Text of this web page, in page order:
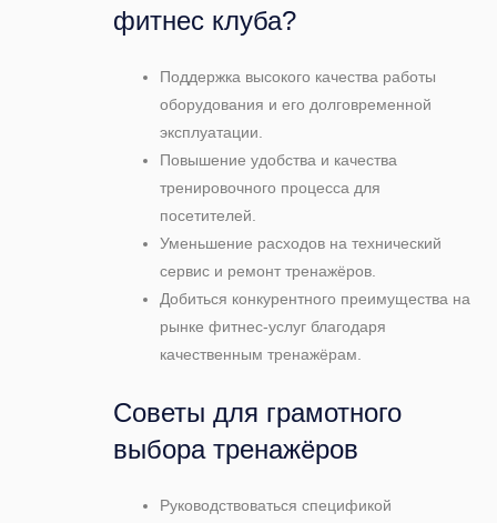
фитнес клуба?
Поддержка высокого качества работы
оборудования и его долговременной
эксплуатации.
Повышение удобства и качества
тренировочного процесса для
посетителей.
Уменьшение расходов на технический
сервис и ремонт тренажёров.
Добиться конкурентного преимущества на
рынке фитнес-услуг благодаря
качественным тренажёрам.
Советы для грамотного
выбора тренажёров
Руководствоваться спецификой